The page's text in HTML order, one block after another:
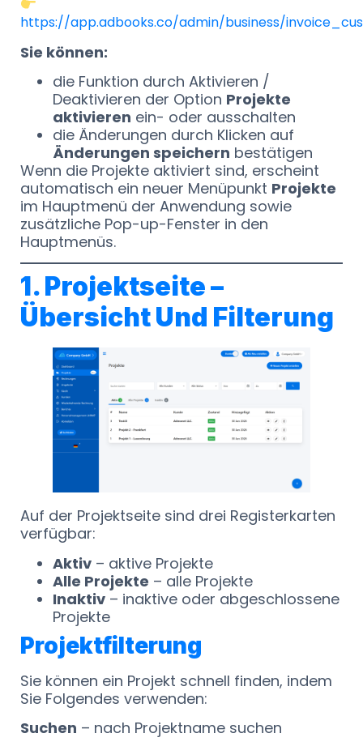
https://app.adbooks.co/admin/business/
Sie können:
die Funktion durch Aktivieren /
Deaktivieren der Option Projekte
aktivieren ein- oder ausschalten
die Änderungen durch Klicken auf
Änderungen speichern bestätigen
Wenn die Projekte aktiviert sind, erscheint
automatisch ein neuer Menüpunkt Projekte
im Hauptmenü der Anwendung sowie
zusätzliche Pop-up-Fenster in den
Hauptmenüs.
1. Projektseite –
Übersicht Und Filterung
Auf der Projektseite sind drei Registerkarten
verfügbar:
Aktiv – aktive Projekte
Alle Projekte – alle Projekte
Inaktiv – inaktive oder abgeschlossene
Projekte
Projektfilterung
Sie können ein Projekt schnell finden, indem
Sie Folgendes verwenden:
Suchen – nach Projektname suchen